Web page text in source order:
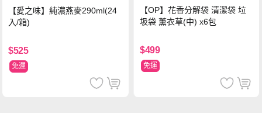
【愛之味】純濃燕麥290ml(24
入/箱)
$525
免運
【OP】花香分解袋 清潔袋 垃
圾袋 薰衣草(中) x6包
$499
免運